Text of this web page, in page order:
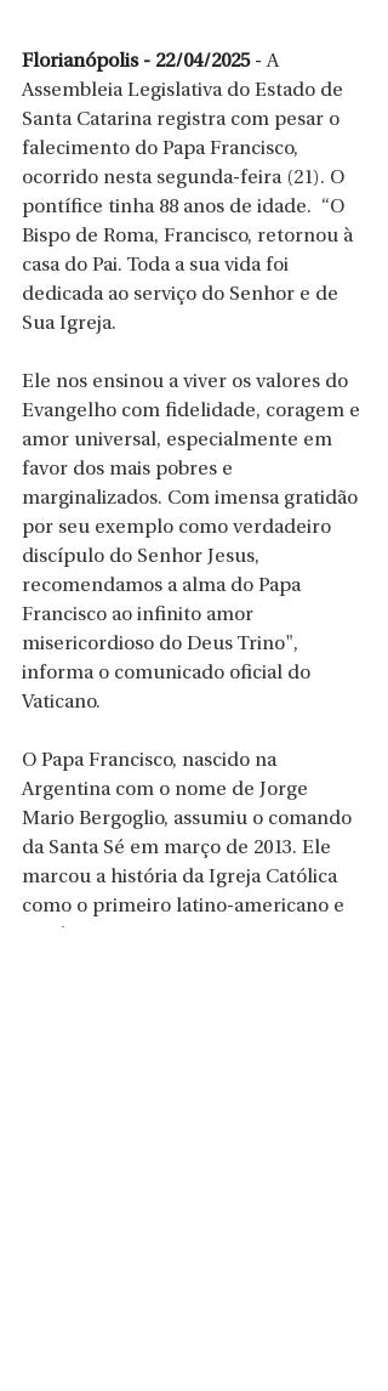
Florianópolis - 22/04/2025 - A
Assembleia Legislativa do Estado de
Santa Catarina registra com pesar o
falecimento do Papa Francisco,
ocorrido nesta segunda-feira (21). O
pontífice tinha 88 anos de idade.  “O
Bispo de Roma, Francisco, retornou à
casa do Pai. Toda a sua vida foi
dedicada ao serviço do Senhor e de
Sua Igreja.
Ele nos ensinou a viver os valores do
Evangelho com fidelidade, coragem e
amor universal, especialmente em
favor dos mais pobres e
marginalizados. Com imensa gratidão
por seu exemplo como verdadeiro
discípulo do Senhor Jesus,
recomendamos a alma do Papa
Francisco ao infinito amor
misericordioso do Deus Trino",
informa o comunicado oficial do
Vaticano.
O Papa Francisco, nascido na
Argentina com o nome de Jorge
Mario Bergoglio, assumiu o comando
da Santa Sé em março de 2013. Ele
marcou a história da Igreja Católica
como o primeiro latino-americano e